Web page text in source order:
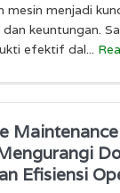
mesin menjadi
keuntungan.
efektif dal...
Efisiensi